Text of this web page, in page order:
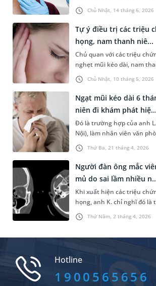
Chủ Nhật, 14 tháng 6, 2026
trùng, viêm hoặc bệnh lý tại
xét nghiệm đờm bao lâu có
những gì để tránh sai lệch
thông tin sau đây sẽ giúp
và có tâm thế chủ động
thăm khám.
Chủ Nhật, 10 tháng 5, 2026
Tự ý điều trị các triệu
họng, nam thanh niê...
Chủ quan với các triệu
nghẹt mũi kéo dài, nam
mua thuốc điều trị tại nhà.
trạng không cải thiện mà
ù tai, nghe kém tăng dần.
chuyên khoa Tai Mũi Họng
nhân được chẩn đoán viêm
nhiễm, biến chứng viêm tai
Thứ Ba, 21 tháng 4, 2026
Ngạt mũi kéo dài 6
niên đi khám phát hiệ...
Đó là trường hợp của anh
Nội), làm nhân viên văn
khám Đa khoa MEDLATEC
ngạt mũi phải. Với chẩn
bệnh nhân có chỉ định
may mắn chấm dứt hoàn
mũi kéo dài suốt 6 tháng.
Thứ Năm, 2 tháng 4, 2026
Người đàn ông mắc
mủ do sai lầm nhiều
Khi xuất hiện các triệu
họng, anh K. chỉ nghĩ đó là
- họng thông thường nên
về dùng. Sau nhiều ngày
đến khi đến MEDLATEC
hệ quả từ việc chủ quan và
một sai lầm không hiếm
Hotline
1900565656